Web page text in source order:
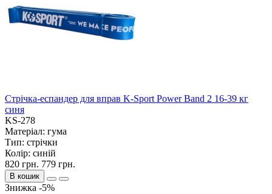
Стрічка-еспандер для вправ K-Sport Power Band 2 16-39 кг
синя
KS-278
Матеріал: гума
Тип: стрічки
Колір: синій
820 грн. 779 грн.
В кошик
Знижка -5%